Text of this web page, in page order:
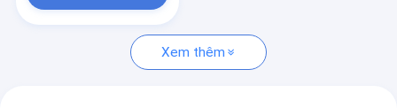
Xem thêm